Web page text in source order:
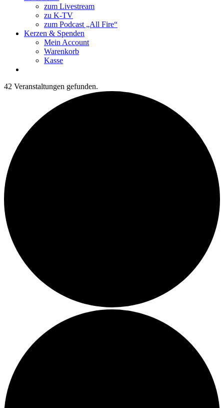
zum Livestream
zu K-TV
zum Podcast „All Fire“
Kerzen & Spenden
Mein Account
Warenkorb
Kasse
42 Veranstaltungen gefunden.